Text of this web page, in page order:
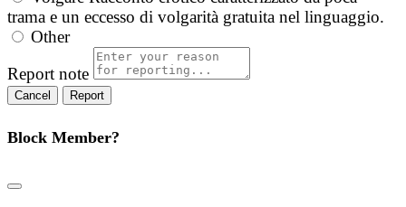
trama e un eccesso di volgarità gratuita nel linguaggio.
Other
Report note
Report
Block Member?